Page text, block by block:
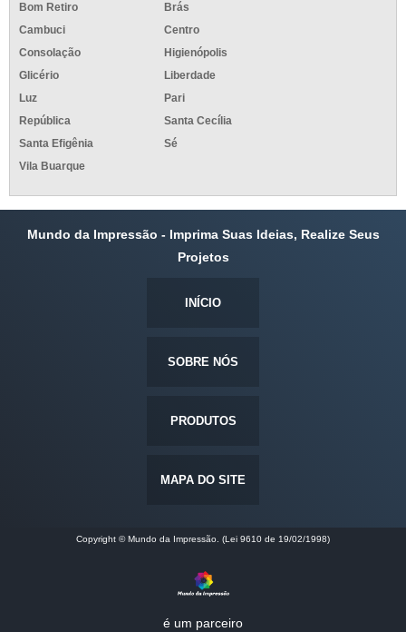
Bom Retiro
Brás
Cambuci
Centro
Consolação
Higienópolis
Glicério
Liberdade
Luz
Pari
República
Santa Cecília
Santa Efigênia
Sé
Vila Buarque
Mundo da Impressão - Imprima Suas Ideias, Realize Seus
Projetos
INÍCIO
SOBRE NÓS
PRODUTOS
MAPA DO SITE
Copyright © Mundo da Impressão. (Lei 9610 de 19/02/1998)
é um parceiro